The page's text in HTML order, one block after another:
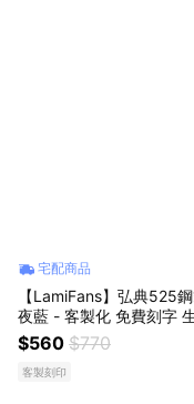
宅配商品
【LamiFans】弘典525
夜藍 - 客製化 免費刻字
職場禮 文字書寫 好友 同
送上祝福 送禮首選
$560 $770
客製刻印